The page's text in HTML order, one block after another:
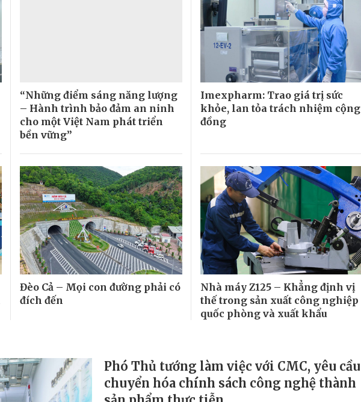
“Những điểm sáng năng lượng
– Hành trình bảo đảm an ninh
cho một Việt Nam phát triển
bền vững”
Imexpharm: Trao giá trị sức
khỏe, lan tỏa trách nhiệm cộng
đồng
Đèo Cả – Mọi con đường phải có
đích đến
Nhà máy Z125 – Khẳng định vị
thế trong sản xuất công nghiệp
quốc phòng và xuất khẩu
Phó Thủ tướng làm việc với CMC, yêu cầu
chuyển hóa chính sách công nghệ thành